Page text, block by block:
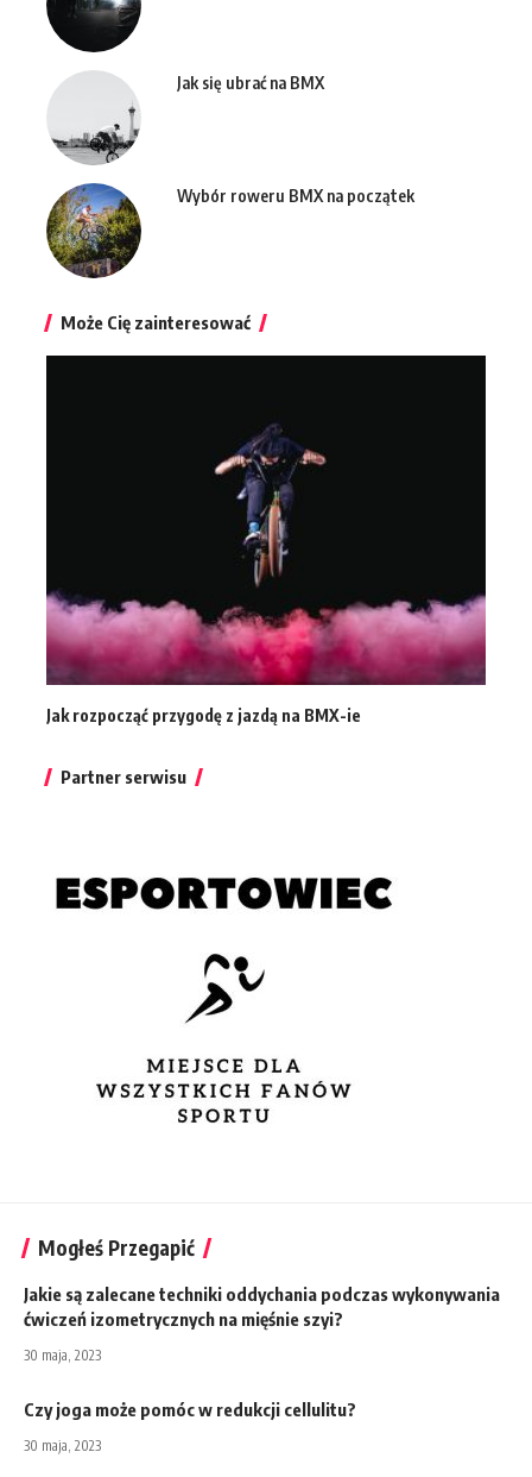
Jak się ubrać na BMX
Wybór roweru BMX na początek
Może Cię zainteresować
Jak rozpocząć przygodę z jazdą na BMX-ie
Partner serwisu
Mogłeś Przegapić
Jakie są zalecane techniki oddychania podczas wykonywania
ćwiczeń izometrycznych na mięśnie szyi?
30 maja, 2023
Czy joga może pomóc w redukcji cellulitu?
30 maja, 2023